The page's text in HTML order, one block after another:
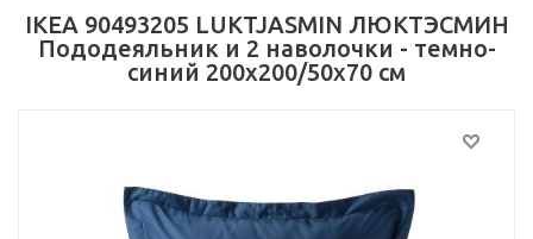
IKEA 90493205 LUKTJASMIN ЛЮКТЭСМИН
Пододеяльник и 2 наволочки - темно-
синий 200x200/50x70 см